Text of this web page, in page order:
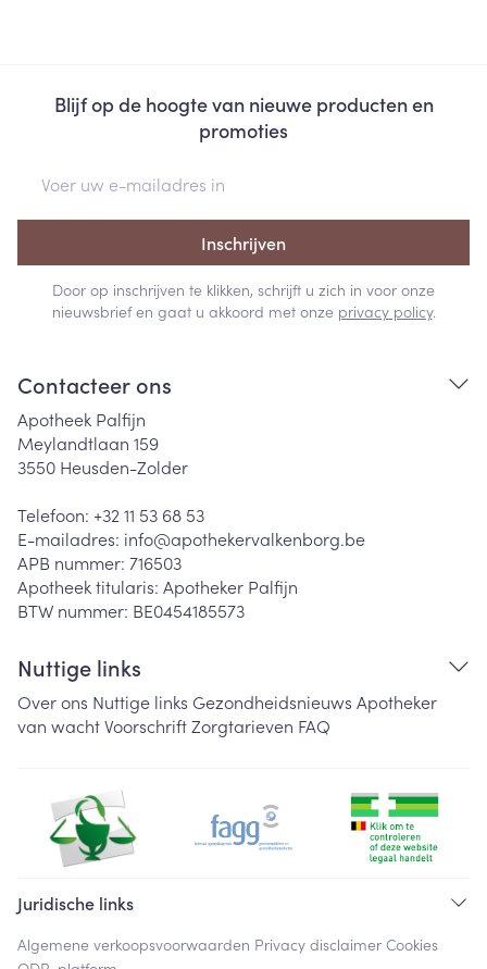
Blijf op de hoogte van nieuwe producten en
promoties
Inschrijven
Door op inschrijven te klikken, schrijft u zich in voor onze
nieuwsbrief en gaat u akkoord met onze privacy policy.
Contacteer ons
Apotheek Palfijn
Meylandtlaan 159
3550 Heusden-Zolder
Telefoon: +32 11 53 68 53
E-mailadres: info@apothekervalkenborg.be
APB nummer: 716503
Apotheek titularis: Apotheker Palfijn
BTW nummer: BE0454185573
Nuttige links
Over ons Nuttige links Gezondheidsnieuws Apotheker
van wachtVoorschriftZorgtarieven FAQ
Juridische links
Algemene verkoopsvoorwaarden Privacy disclaimer Cookies